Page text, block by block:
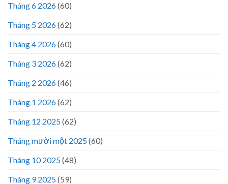
Tháng 6 2026(60)
Tháng 5 2026(62)
Tháng 4 2026(60)
Tháng 3 2026(62)
Tháng 2 2026(46)
Tháng 1 2026(62)
Tháng 12 2025(62)
Tháng mười một 2025(60)
Tháng 10 2025(48)
Tháng 9 2025(59)